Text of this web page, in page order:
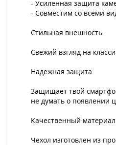
- Усиленная защита
- Совместим со всеми
Стильная внешность
Свежий взгляд на
Надежная защита
Защищает твой
не думать о появлении
Качественный материал
Чехол изготовлен из